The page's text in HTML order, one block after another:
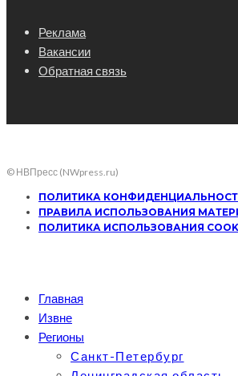
Реклама
Вакансии
Обратная связь
© НВПресс (NWpress.ru)
ПОЛИТИКА
ПРАВИЛА ИСПОЛЬЗОВАНИЯ
ПОЛИТИКА ИСПОЛЬЗОВАНИЯ
Главная
Извне
Регионы
Санкт-Петербург